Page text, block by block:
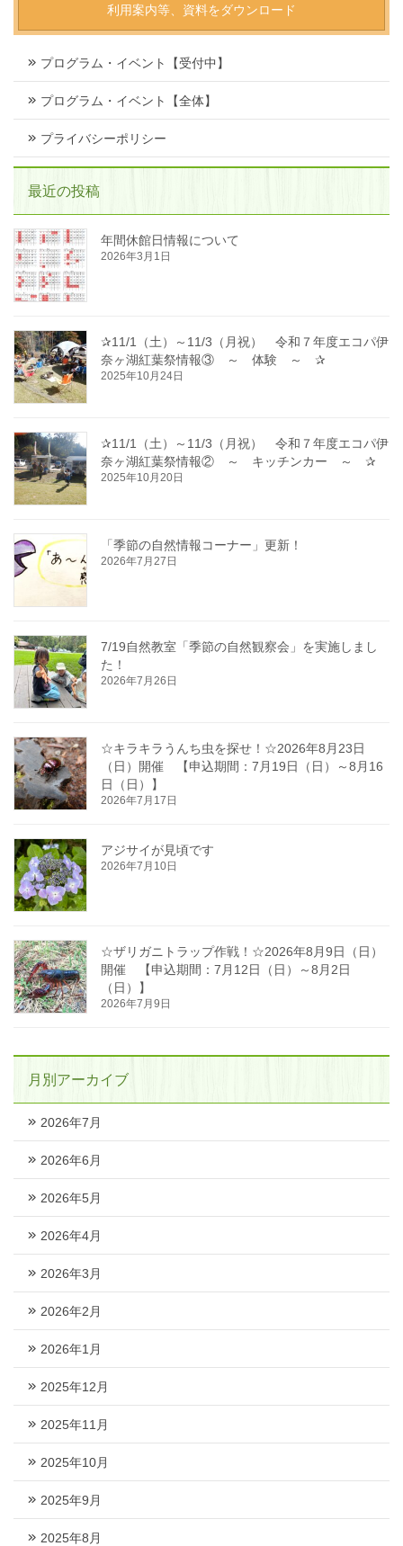
利用案内等、資料をダウンロード
プログラム・イベント【受付中】
プログラム・イベント【全体】
プライバシーポリシー
最近の投稿
年間休館日情報について
2026年3月1日
✰11/1（土）～11/3（月祝） 令和７年度エコパ伊
奈ヶ湖紅葉祭情報③ ～ 体験 ～ ✰
2025年10月24日
✰11/1（土）～11/3（月祝） 令和７年度エコパ伊
奈ヶ湖紅葉祭情報② ～ キッチンカー ～ ✰
2025年10月20日
「季節の自然情報コーナー」更新！
2026年7月27日
7/19自然教室「季節の自然観察会」を実施しまし
た！
2026年7月26日
☆キラキラうんち虫を探せ！☆2026年8月23日
（日）開催 【申込期間：7月19日（日）～8月16
日（日）】
2026年7月17日
アジサイが見頃です
2026年7月10日
☆ザリガニトラップ作戦！☆2026年8月9日（日）
開催 【申込期間：7月12日（日）～8月2日
（日）】
2026年7月9日
月別アーカイブ
2026年7月
2026年6月
2026年5月
2026年4月
2026年3月
2026年2月
2026年1月
2025年12月
2025年11月
2025年10月
2025年9月
2025年8月